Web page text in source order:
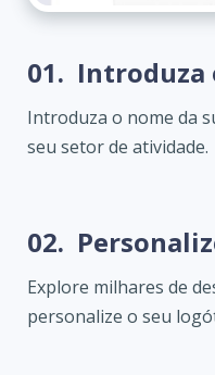
01. Introduza
Introduza o nome da
seu setor de atividade.
02.
Explore milhares de
personalize o seu